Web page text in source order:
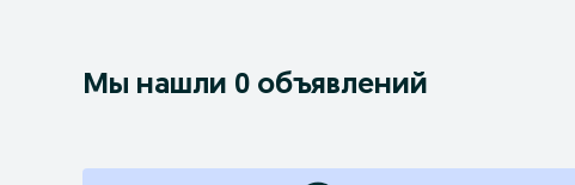
Мы нашли 0 объявлений